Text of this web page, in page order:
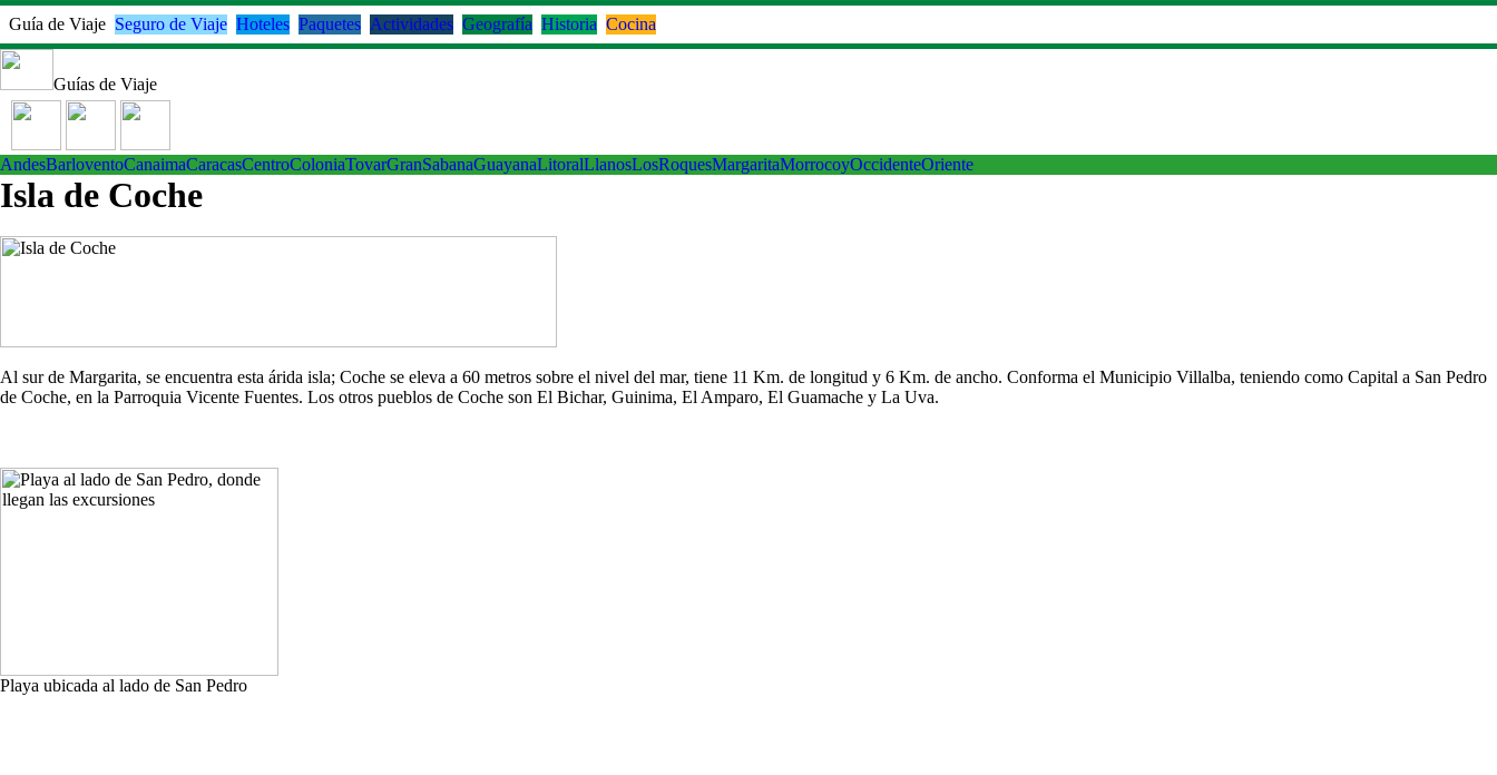
Guía de Viaje Seguro de Viaje Hoteles Paquetes Actividades Geografía Historia Cocina
Guías de Viaje
AndesBarloventoCanaimaCaracasCentroColoniaTovarGranSabanaGuayanaLitoralLlanosLosRoquesMargaritaMorrocoyOccidenteOriente
Isla de Coche
Al sur de Margarita, se encuentra esta árida isla; Coche se eleva a 60 metros sobre el nivel del mar, tiene 11 Km. de longitud y 6 Km. de ancho. Conforma el Municipio Villalba, teniendo como Capital a San Pedro
de Coche, en la Parroquia Vicente Fuentes. Los otros pueblos de Coche son El Bichar, Guinima, El Amparo, El Guamache y La Uva.
Playa ubicada al lado de San Pedro